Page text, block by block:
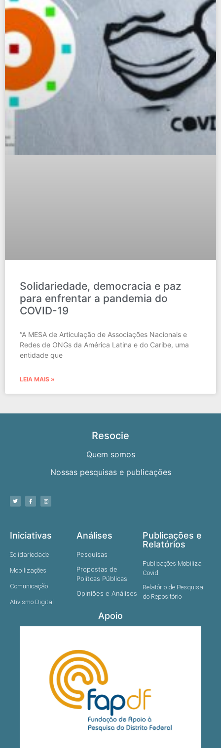
Solidariedade, democracia e paz
para enfrentar a pandemia do
COVID-19
“A MESA de Articulação de Associações Nacionais e
Redes de ONGs da América Latina e do Caribe, uma
entidade que
LEIA MAIS »
Resocie
Quem somos
Nossas pesquisas e publicações
Iniciativas
Solidariedade
Mobilizações
Comunicação
Ativismo Digital
Análises
Pesquisas
Propostas de
Polítcas Públicas
Opiniões e Análises
Publicações e
Relatórios
Publicações Mobiliza
Covid
Relatório de Pesquisa
do Repositório
Apoio